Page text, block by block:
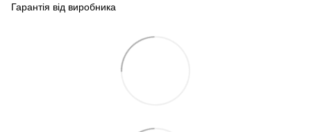
Гарантія від виробника